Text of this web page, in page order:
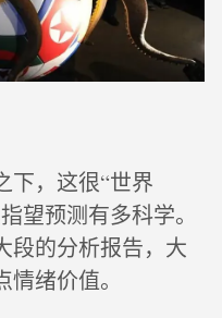
下，这很“世界
望预测有多科学。
段的分析报告，大
绪价值。